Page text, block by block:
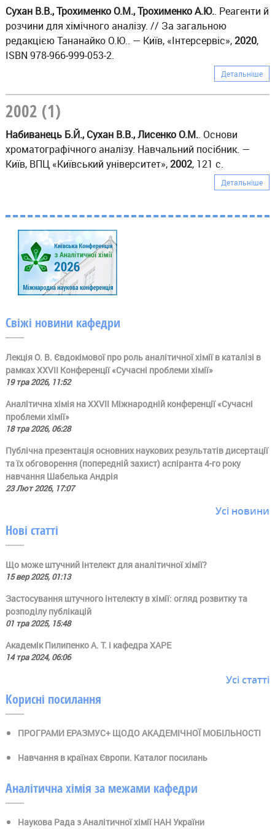
Сухан В.В., Трохименко О.М., Трохименко А.Ю.. Реагенти й
розчини для хімічного аналізу. // За загальною
редакцією Тананайко О.Ю.. — Київ, «Інтерсервіс», 2020,
ISBN 978-966-999-053-2.
Детальніше
2002 (1)
Набиванець Б.Й., Сухан В.В., Лисенко О.М.. Основи
хроматографічного аналізу. Навчальний посібник. —
Київ, ВПЦ «Київський університет», 2002, 121 с.
Детальніше
Свіжі новини кафедри
Лекція О. В. Євдокімової про роль аналітичної хімії в каталізі в
рамках ХХVII Конференції «Сучасні проблеми хімії»
19 тра 2026, 11:52
Аналітична хімія на ХХVII Міжнародній конференції «Сучасні
проблеми хімії»
18 тра 2026, 06:28
Публічна презентація основних наукових результатів дисертації
та їх обговорення (попередній захист) аспіранта 4-го року
навчання Шабелька Андрія
23 Лют 2026, 17:07
Усі новини
Нові статті
Що може штучний інтелект для аналітичної хімії?
15 вер 2025, 01:13
Застосування штучного інтелекту в хімії: огляд розвитку та
розподілу публікацій
01 тра 2025, 15:48
Академік Пилипенко А. Т. і кафедра ХАРЕ
14 тра 2024, 06:06
Усі статті
Корисні посилання
ПРОГРАМИ ЕРАЗМУС+ ЩОДО АКАДЕМІЧНОЇ МОБІЛЬНОСТІ
Навчання в країнах Європи. Каталог посилань
Аналітична хімія за межами кафедри
Наукова Рада з Аналітичної хімії НАН України